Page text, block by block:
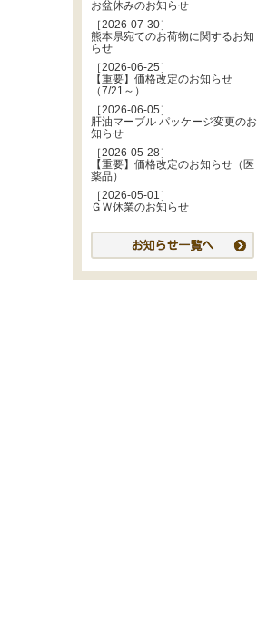
お盆休みのお知らせ
［2026-07-30］
熊本県宛てのお荷物に関するお知
らせ
［2026-06-25］
【重要】価格改定のお知らせ
（7/21～）
［2026-06-05］
肝油マーブル パッケージ変更のお
知らせ
［2026-05-28］
【重要】価格改定のお知らせ（医
薬品）
［2026-05-01］
ＧＷ休業のお知らせ